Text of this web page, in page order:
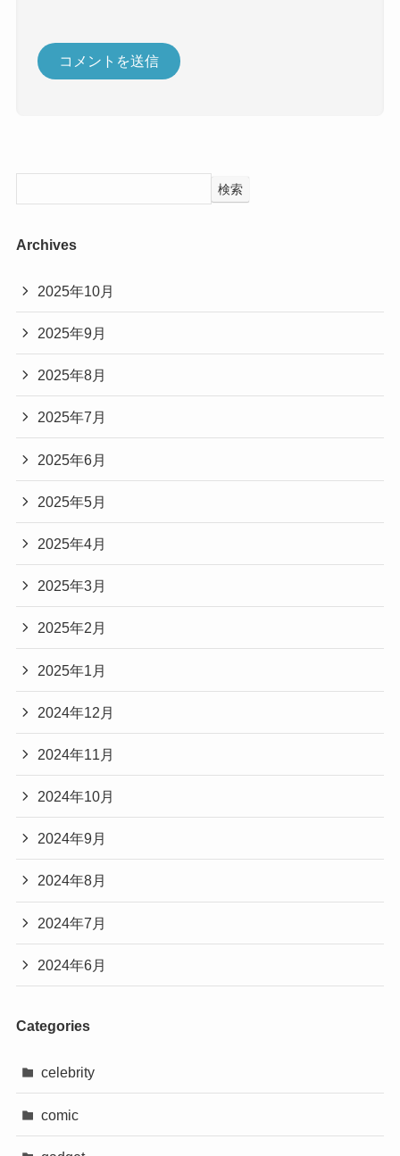
検索
Archives
2025年10月
2025年9月
2025年8月
2025年7月
2025年6月
2025年5月
2025年4月
2025年3月
2025年2月
2025年1月
2024年12月
2024年11月
2024年10月
2024年9月
2024年8月
2024年7月
2024年6月
Categories
celebrity
comic